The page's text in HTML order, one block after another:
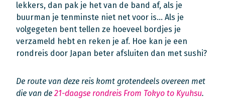
lekkers, dan pak je het van de band af, als je
buurman je tenminste niet net voor is… Als je
volgegeten bent tellen ze hoeveel bordjes je
verzameld hebt en reken je af. Hoe kan je een
rondreis door Japan beter afsluiten dan met sushi?
De route van deze reis komt grotendeels overeen met
die van de 21-daagse rondreis From Tokyo to Kyuhsu.